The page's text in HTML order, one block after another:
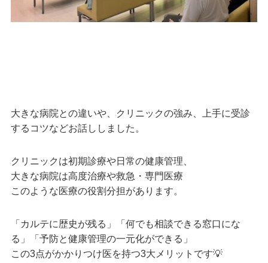
大きな病院との違いや、クリニックの強み、上手に受診
するコツなどお話ししました。
クリニックは初期診療や日常の健康管理、
大きな病院は高度治療や救急・専門医療
このような医療の役割分担があります。
「カルテに歴史が残る」「何でも相談できる窓口にな
る」「予防と健康管理の一元化ができる」
この3点がかかりつけ医を持つ3大メリットです💡